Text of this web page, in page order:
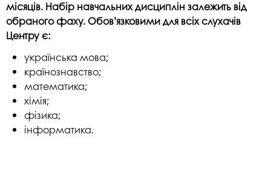
місяців. Набір навчальних дисциплін залежить від
обраного фаху. Обов’язковими для всіх слухачів
Центру є:
українська мова;
країнознавство;
математика;
хімія;
фізика;
інформатика.